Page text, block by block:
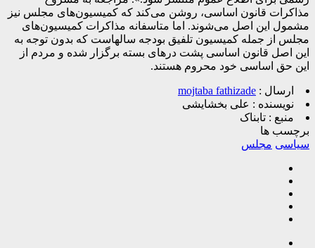
مذاکرات قانون اساسی، روشن می‌کند که کمیسیون‌های مجلس نیز
مشمول این اصل می‌شوند. اما متاسفانه مذاکرات کمیسیون‌های
مجلس از جمله کمیسیون تلفیق بودجه سالهاست که بدون توجه به
این اصل قانون اساسی پشت درهای بسته برگزار شده و مردم از
این حق اساسی خود محروم هستند.
ارسال : mojtaba fathizade
نویسنده : علی بخشایشی
منبع : تابناک
برچسب ها
سیاسی مجلس